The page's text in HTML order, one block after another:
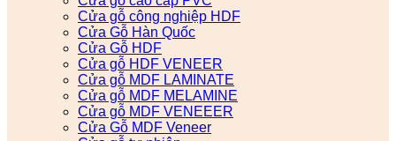
Cửa gỗ công nghiệp HDF
Cửa Gỗ Hàn Quốc
Cửa Gỗ HDF
Cửa gỗ HDF VENEER
Cửa gỗ MDF LAMINATE
Cửa gỗ MDF MELAMINE
Cửa gỗ MDF VENEEER
Cửa Gỗ MDF Veneer